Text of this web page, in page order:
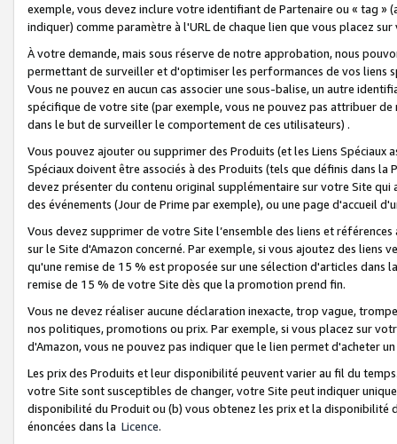
exemple, vous devez inclure votre identifiant de Partenaire ou « tag
indiquer) comme paramètre à l'URL de chaque lien que vous placez
À votre demande, mais sous réserve de notre approbation, nous
permettant de surveiller et d'optimiser les performances de vos liens
Vous ne pouvez en aucun cas associer une sous-balise, un autre
spécifique de votre site (par exemple, vous ne pouvez pas attribuer
dans le but de surveiller le comportement de ces utilisateurs) .
Vous pouvez ajouter ou supprimer des Produits (et les Liens
Spéciaux doivent être associés à des Produits (tels que définis dans
devez présenter du contenu original supplémentaire sur votre Site qui
des événements (Jour de Prime par exemple), ou une page d'accueil
Vous devez supprimer de votre Site l’ensemble des liens et
sur le Site d'Amazon concerné. Par exemple, si vous ajoutez des
qu'une remise de 15 % est proposée sur une sélection d'articles
remise de 15 % de votre Site dès que la promotion prend fin.
Vous ne devez réaliser aucune déclaration inexacte, trop vague,
nos politiques, promotions ou prix. Par exemple, si vous placez sur
d'Amazon, vous ne pouvez pas indiquer que le lien permet d'acheter
Les prix des Produits et leur disponibilité peuvent varier au fil du
votre Site sont susceptibles de changer, votre Site peut indiquer
disponibilité du Produit ou (b) vous obtenez les prix et la disponibilité
énoncées dans la Licence.